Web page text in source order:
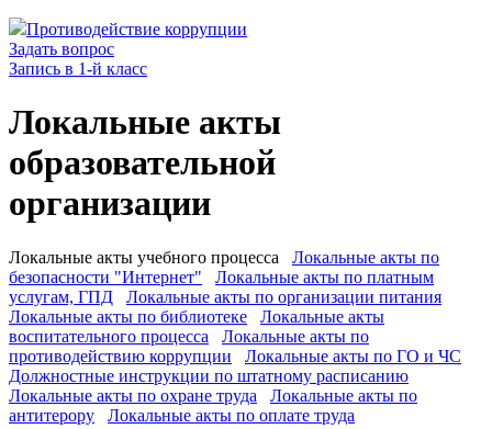
Противодействие коррупции
Задать вопрос
Запись в 1-й класс
Локальные акты
образовательной
организации
Локальные акты учебного процесса
Локальные акты по
безопасности "Интернет"
Локальные акты по платным
услугам, ГПД
Локальные акты по организации питания
Локальные акты по библиотеке
Локальные акты
воспитательного процесса
Локальные акты по
противодействию коррупции
Локальные акты по ГО и ЧС
Должностные инструкции по штатному расписанию
Локальные акты по охране труда
Локальные акты по
антитерору
Локальные акты по оплате труда